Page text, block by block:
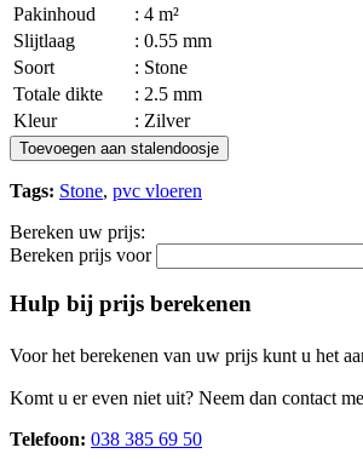
Pakinhoud
: 4 m²
Slijtlaag
: 0.55 mm
Soort
: Stone
Totale dikte
: 2.5 mm
Kleur
: Zilver
Toevoegen aan stalendoosje
Tags: Stone, pvc vloeren
Bereken uw prijs:
Bereken prijs voor
Hulp bij prijs berekenen
Voor het berekenen van uw prijs kunt u het
Komt u er even niet uit? Neem dan contact
Telefoon: 038 385 69 50